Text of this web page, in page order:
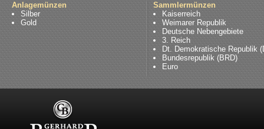
Anlagemünzen
Silber
Gold
Sammlermünzen
Kaiserreich
Weimarer Republik
Deutsche Nebengebiete
3. Reich
Dt. Demokratische Republik
Bundesrepublik (BRD)
Euro